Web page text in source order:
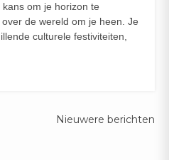
om je horizon te
de wereld om je heen. Je
culturele festiviteiten,
Nieuwere berichten